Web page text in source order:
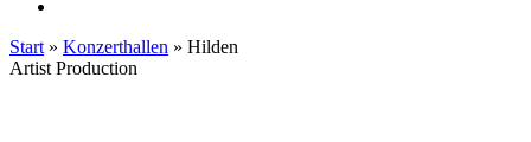
Start » Konzerthallen » Hilden
Artist Production